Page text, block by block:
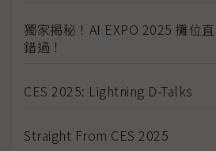
獨家揭秘！AI EXPO 2025 攤位
錯過！
CES 2025: Lightning D-Talks
Straight From CES 2025